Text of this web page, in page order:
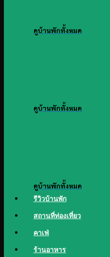
ดูบ้านพักทั้งหมด
ดูบ้านพักทั้งหมด
ดูบ้านพักทั้งหมด
รีวิวบ้านพัก
สถานที่ท่องเที่ยว
คาเฟ่
ร้านอาหาร